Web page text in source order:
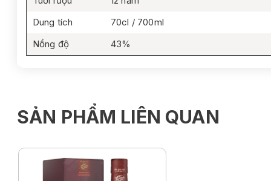
Dung tích
70cl / 700ml
Nồng độ
43%
SẢN PHẨM LIÊN QUAN